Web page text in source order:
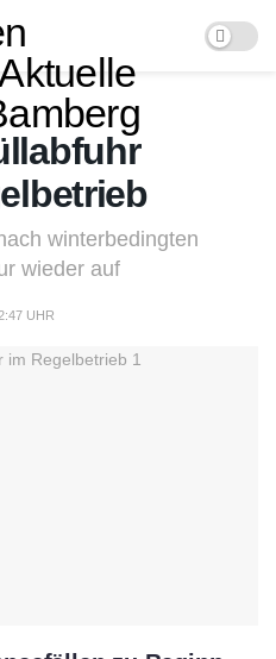
winterbedingten
wieder auf
UHR